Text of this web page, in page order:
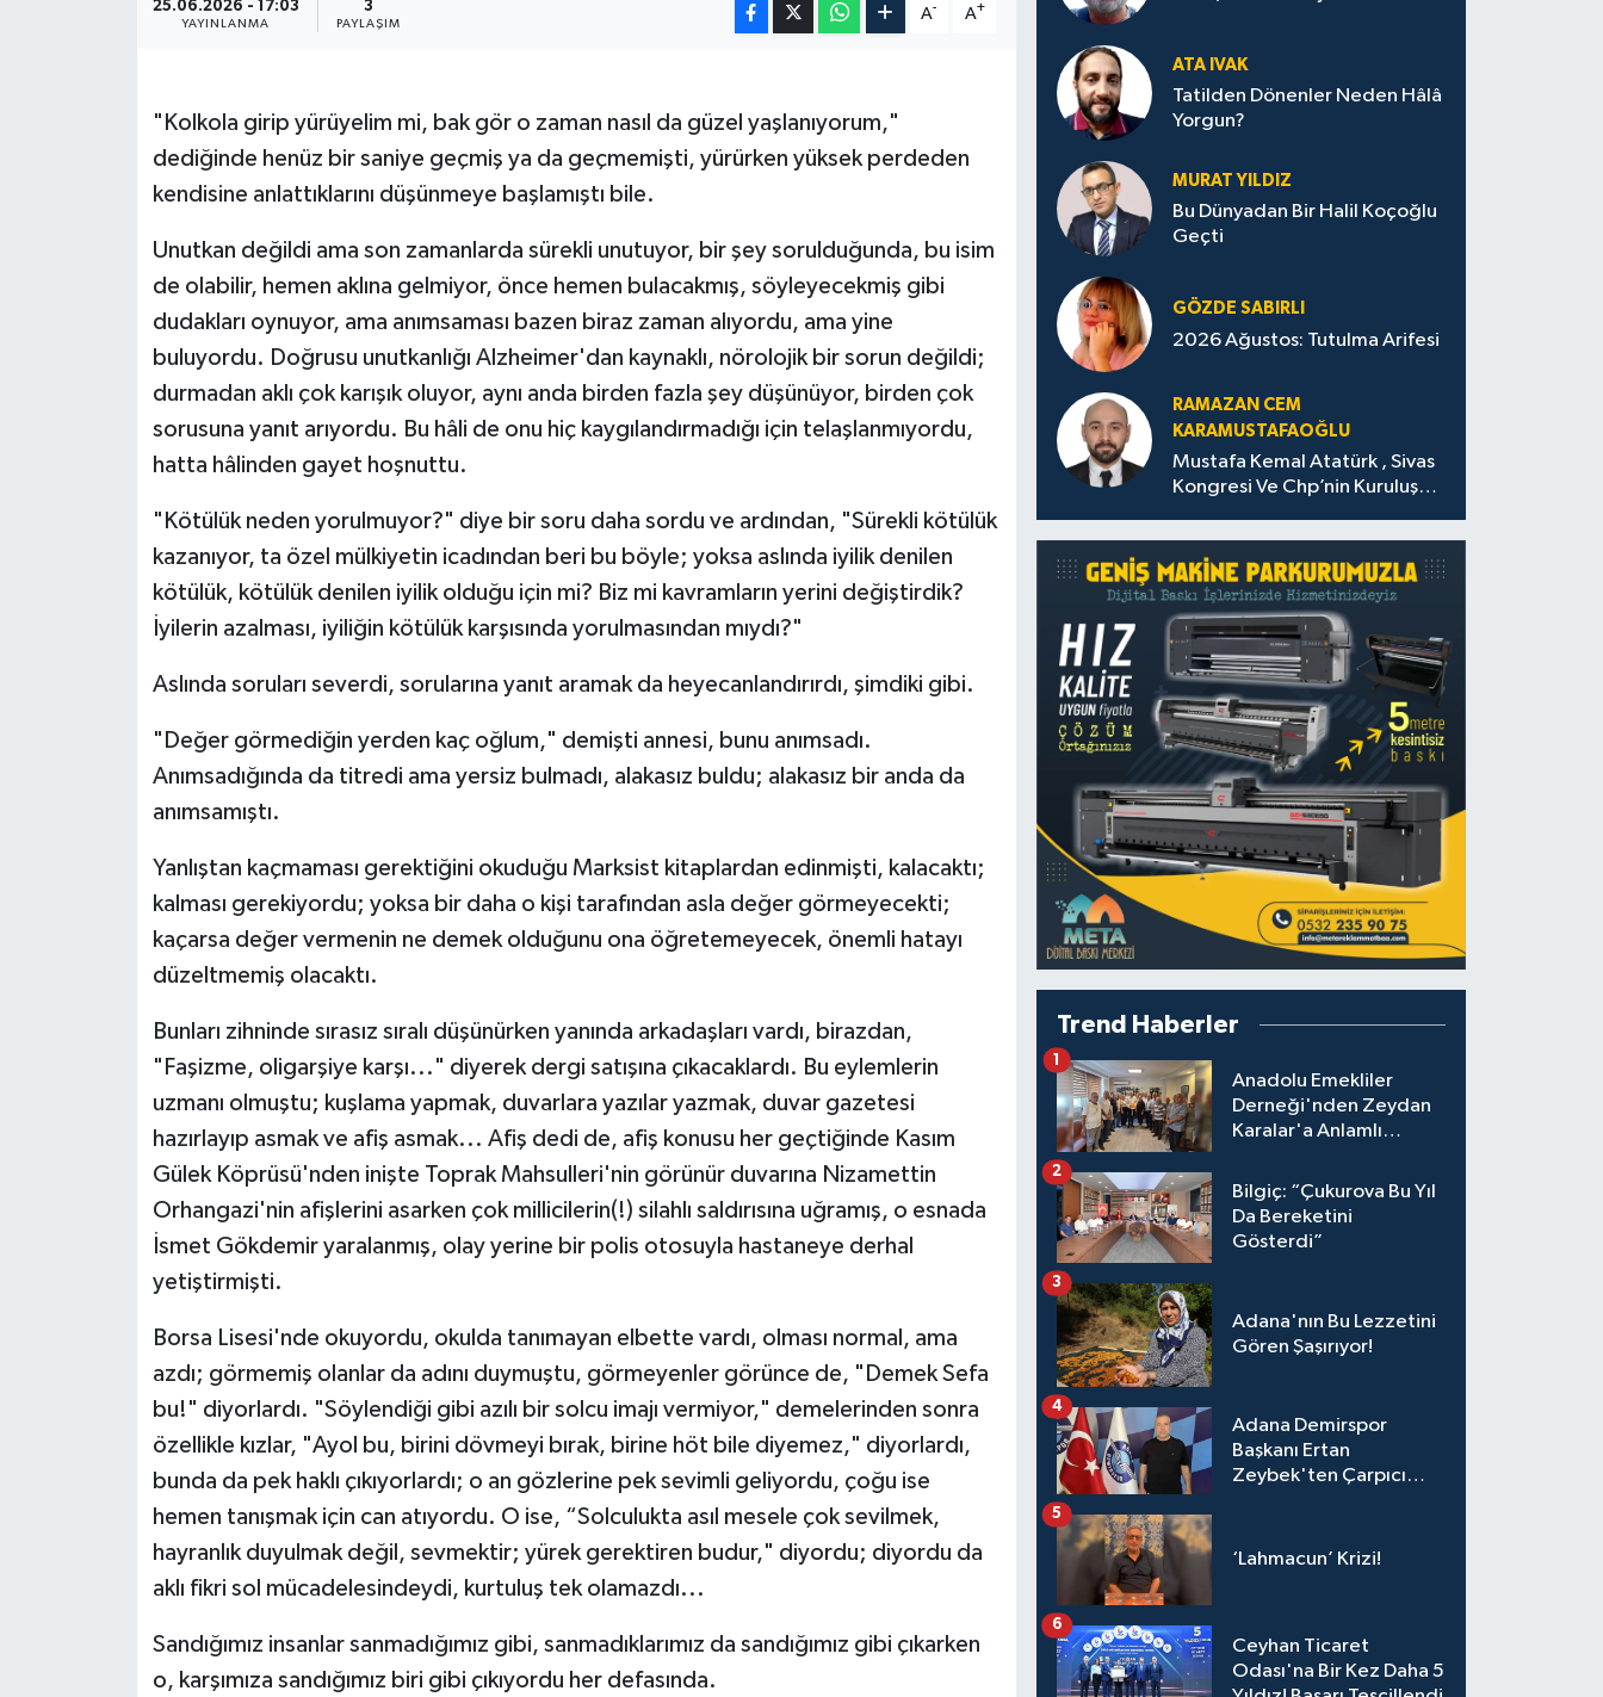
25.06.2026 - 17:03
YAYINLANMA
3
PAYLAŞIM
A- A+
"Kolkola girip yürüyelim mi, bak gör o zaman nasıl da güzel yaşlanıyorum,"
dediğinde henüz bir saniye geçmiş ya da geçmemişti, yürürken yüksek perdeden
kendisine anlattıklarını düşünmeye başlamıştı bile.
Unutkan değildi ama son zamanlarda sürekli unutuyor, bir şey sorulduğunda, bu isim
de olabilir, hemen aklına gelmiyor, önce hemen bulacakmış, söyleyecekmiş gibi
dudakları oynuyor, ama anımsaması bazen biraz zaman alıyordu, ama yine
buluyordu. Doğrusu unutkanlığı Alzheimer'dan kaynaklı, nörolojik bir sorun değildi;
durmadan aklı çok karışık oluyor, aynı anda birden fazla şey düşünüyor, birden çok
sorusuna yanıt arıyordu. Bu hâli de onu hiç kaygılandırmadığı için telaşlanmıyordu,
hatta hâlinden gayet hoşnuttu.
"Kötülük neden yorulmuyor?" diye bir soru daha sordu ve ardından, "Sürekli kötülük
kazanıyor, ta özel mülkiyetin icadından beri bu böyle; yoksa aslında iyilik denilen
kötülük, kötülük denilen iyilik olduğu için mi? Biz mi kavramların yerini değiştirdik?
İyilerin azalması, iyiliğin kötülük karşısında yorulmasından mıydı?"
Aslında soruları severdi, sorularına yanıt aramak da heyecanlandırırdı, şimdiki gibi.
"Değer görmediğin yerden kaç oğlum," demişti annesi, bunu anımsadı.
Anımsadığında da titredi ama yersiz bulmadı, alakasız buldu; alakasız bir anda da
anımsamıştı.
Yanlıştan kaçmaması gerektiğini okuduğu Marksist kitaplardan edinmişti, kalacaktı;
kalması gerekiyordu; yoksa bir daha o kişi tarafından asla değer görmeyecekti;
kaçarsa değer vermenin ne demek olduğunu ona öğretemeyecek, önemli hatayı
düzeltmemiş olacaktı.
Bunları zihninde sırasız sıralı düşünürken yanında arkadaşları vardı, birazdan,
"Faşizme, oligarşiye karşı..." diyerek dergi satışına çıkacaklardı. Bu eylemlerin
uzmanı olmuştu; kuşlama yapmak, duvarlara yazılar yazmak, duvar gazetesi
hazırlayıp asmak ve afiş asmak... Afiş dedi de, afiş konusu her geçtiğinde Kasım
Gülek Köprüsü'nden inişte Toprak Mahsulleri'nin görünür duvarına Nizamettin
Orhangazi'nin afişlerini asarken çok millicilerin(!) silahlı saldırısına uğramış, o esnada
İsmet Gökdemir yaralanmış, olay yerine bir polis otosuyla hastaneye derhal
yetiştirmişti.
Borsa Lisesi'nde okuyordu, okulda tanımayan elbette vardı, olması normal, ama
azdı; görmemiş olanlar da adını duymuştu, görmeyenler görünce de, "Demek Sefa
bu!" diyorlardı. "Söylendiği gibi azılı bir solcu imajı vermiyor," demelerinden sonra
özellikle kızlar, "Ayol bu, birini dövmeyi bırak, birine höt bile diyemez," diyorlardı,
bunda da pek haklı çıkıyorlardı; o an gözlerine pek sevimli geliyordu, çoğu ise
hemen tanışmak için can atıyordu. O ise, “Solculukta asıl mesele çok sevilmek,
hayranlık duyulmak değil, sevmektir; yürek gerektiren budur," diyordu; diyordu da
aklı fikri sol mücadelesindeydi, kurtuluş tek olamazdı...
Sandığımız insanlar sanmadığımız gibi, sanmadıklarımız da sandığımız gibi çıkarken
o, karşımıza sandığımız biri gibi çıkıyordu her defasında.
ATA IVAK
Tatilden Dönenler Neden Hâlâ
Yorgun?
MURAT YILDIZ
Bu Dünyadan Bir Halil Koçoğlu
Geçti
GÖZDE SABIRLI
2026 Ağustos: Tutulma Arifesi
RAMAZAN CEM
KARAMUSTAFAOĞLU
Mustafa Kemal Atatürk , Sivas
Kongresi Ve Chp’nin Kuruluşu
Trend Haberler
Anadolu Emekliler
Derneği'nden Zeydan
Karalar'a Anlamlı
1
Bilgiç: “Çukurova Bu Yıl
Da Bereketini
Gösterdi”
2
Adana'nın Bu Lezzetini
Gören Şaşırıyor!
3
Adana Demirspor
Başkanı Ertan
Zeybek'ten Çarpıcı
Sürer"
4
‘Lahmacun’ Krizi!
5
Ceyhan Ticaret
Odası'na Bir Kez Daha 5
6